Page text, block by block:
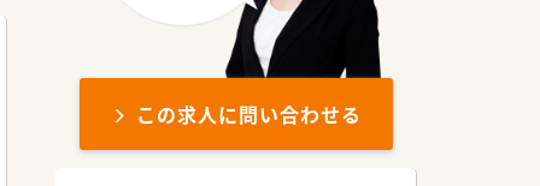
この求人に問い合わせる